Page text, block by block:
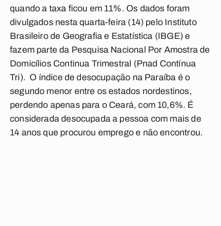
quando a taxa ficou em 11%. Os dados foram
divulgados nesta quarta-feira (14) pelo Instituto
Brasileiro de Geografia e Estatística (IBGE) e
fazem parte da Pesquisa Nacional Por Amostra de
Domicílios Continua Trimestral (Pnad Contínua
Tri). O índice de desocupação na Paraíba é o
segundo menor entre os estados nordestinos,
perdendo apenas para o Ceará, com 10,6%. É
considerada desocupada a pessoa com mais de
14 anos que procurou emprego e não encontrou.